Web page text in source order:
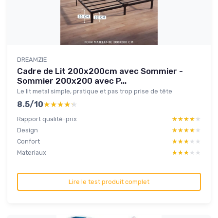
DREAMZIE
Cadre de Lit 200x200cm avec Sommier -
Sommier 200x200 avec P...
Le lit metal simple, pratique et pas trop prise de tête
8.5/10★★★★★
★★★★★
Rapport qualité-prix ★★★★★
★★★★★
Design
★★★★★
★★★★★
Confort
★★★★★
★★★★★
Materiaux
★★★★★
★★★★★
Lire le test produit complet